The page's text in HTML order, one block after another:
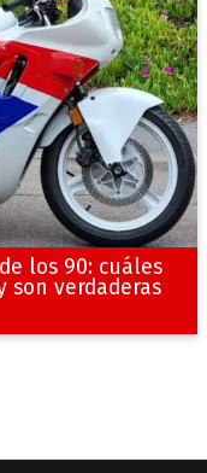
los 90: cuáles
son verdaderas